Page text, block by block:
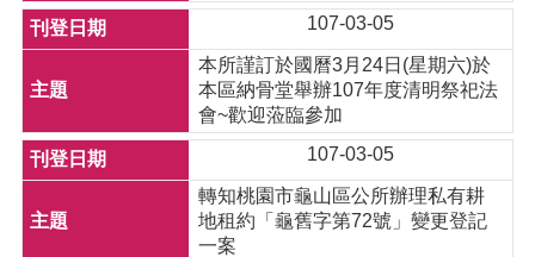
107-03-05
本所謹訂於國曆3月24日(星期六)於
本區納骨堂舉辦107年度清明祭祀法
會~歡迎蒞臨參加
107-03-05
轉知桃園市龜山區公所辦理私有耕
地租約「龜舊字第72號」變更登記
一案